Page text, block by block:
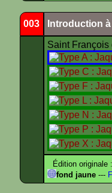
003 Introduction
Saint François
Édition originale :
fond jaune ---